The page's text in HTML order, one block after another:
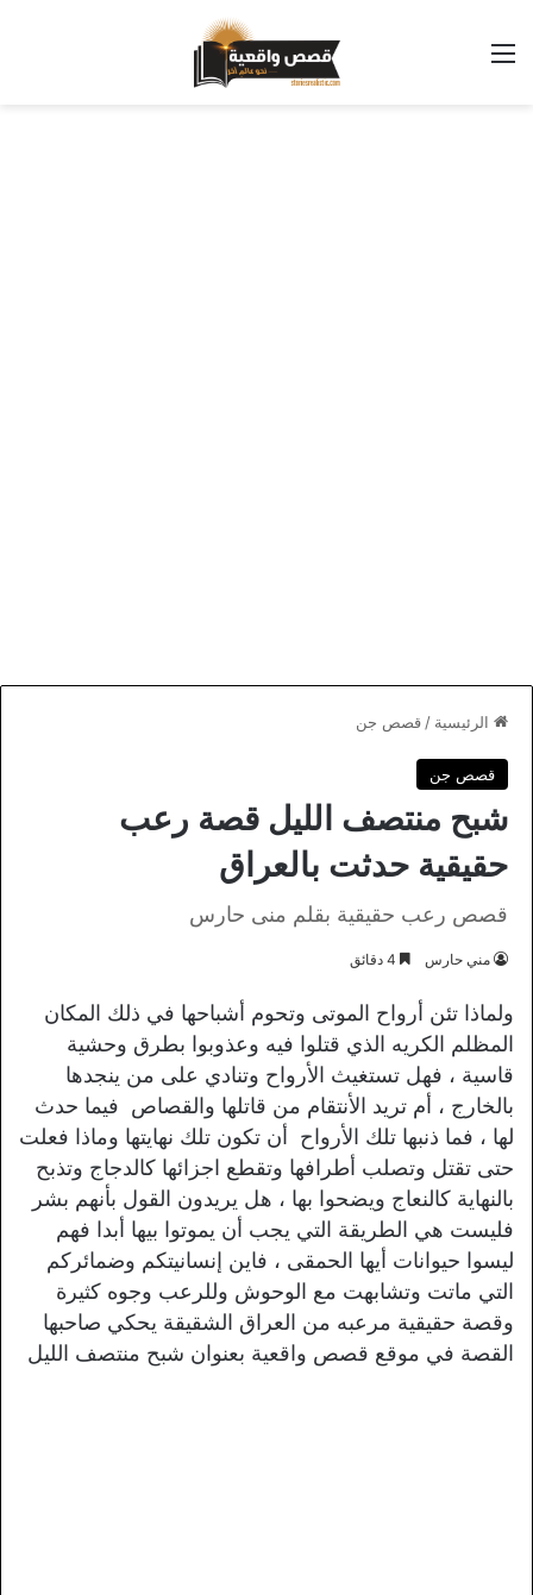
القائمة
الرئيسية / قصص جن
قصص جن
شبح منتصف الليل قصة رعب
حقيقية حدثت بالعراق
قصص رعب حقيقية بقلم منى حارس
مني حارس
ولماذا تئن أرواح الموتى وتحوم أشباحها في ذلك المكان
المظلم الكريه الذي قتلوا فيه وعذوبوا بطرق وحشية
قاسية ، فهل تستغيث الأرواح وتنادي على من ينجدها
بالخارج ، أم تريد الأنتقام من قاتلها والقصاص فيما حدث
لها ، فما ذنبها تلك الأرواح أن تكون تلك نهايتها وماذا فعلت
حتى تقتل وتصلب أطرافها وتقطع اجزائها كالدجاج وتذبح
بالنهاية كالنعاج ويضحوا بها ، هل يريدون القول بأنهم بشر
فليست هي الطريقة التي يجب أن يموتوا بيها أبدا فهم
ليسوا حيوانات أيها الحمقى ، فاين إنسانيتكم وضمائركم
التي ماتت وتشابهت مع الوحوش وللرعب وجوه كثيرة
وقصة حقيقية مرعبه من العراق الشقيقة يحكي صاحبها
القصة في موقع قصص واقعية بعنوان شبح منتصف الليل